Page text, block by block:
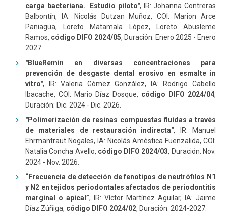
carga bacteriana. Estudio piloto", IR: Johanna Contreras
Balbontín, IA: Nicolás Dutzan Muñoz, COl: Marion Arce
Paniagua, Loreto Matamala López, Loreto Abusleme
Ramos, código DIFO 2024/05, Duración: Enero 2025 - Enero
2027.
"BlueRemin en diversas concentraciones para
prevención de desgaste dental erosivo en esmalte in
vitro", IR: Valeria Gómez González, IA: Rodrigo Cabello
Ibacache, COl: Mario Díaz Dosque, código DIFO 2024/04,
Duración: Dic. 2024 - Dic. 2026.
"Polimerización de resinas compuestas fluídas a través
de materiales de restauración indirecta", IR: Manuel
Ehrmantraut Nogales, IA: Nicolás Améstica Fuenzalida, COl:
Natalia Concha Avello, código DIFO 2024/03, Duración: Nov.
2024 - Nov. 2026.
“Frecuencia de detección de fenotipos de neutrófilos N1
y N2 en tejidos periodontales afectados de periodontitis
marginal o apical”​, IR: Víctor Martínez Aguilar, IA: Jaime
Díaz Zúñiga, código DIFO 2024/02, Duración: 2024-2027.